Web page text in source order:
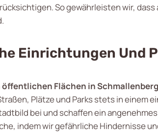
So gewährleisten wir,
Einrichtungen Und
öffentlichen Flächen in Schmallenberg
Plätze und Parks stets in einem
bei und schaffen ein
indem wir gefährliche Hindernisse